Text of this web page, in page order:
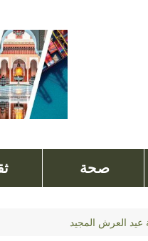
صحة
عيد العرش المجيد